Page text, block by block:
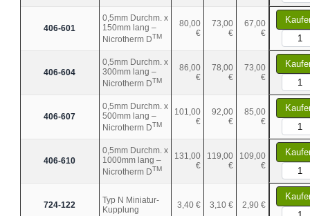
406-601
0,5mm Durchm. x
150mm lang –
Nicrotherm DTM
80,00
€
73,00
€
67,00
€
406-604
0,5mm Durchm. x
300mm lang –
Nicrotherm DTM
86,00
€
78,00
€
73,00
€
406-607
0,5mm Durchm. x
500mm lang –
Nicrotherm DTM
101,00
€
92,00
€
85,00
€
406-610
0,5mm Durchm. x
1000mm lang –
Nicrotherm DTM
131,00
€
119,00
€
109,00
€
724-122
Typ N Miniatur-
Kupplung
3,40 € 3,10 € 2,90 €